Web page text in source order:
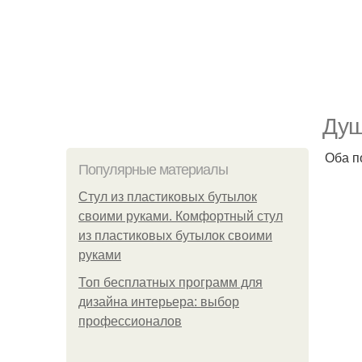
Популярные материалы
Стул из пластиковых бутылок
своими руками. Комфортный стул
из пластиковых бутылок своими
руками
Топ бесплатных программ для
дизайна интерьера: выбор
профессионалов
Оба